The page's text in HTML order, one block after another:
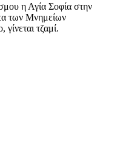
η Αγία Σοφία στην
των Μνημείων
τζαμί.